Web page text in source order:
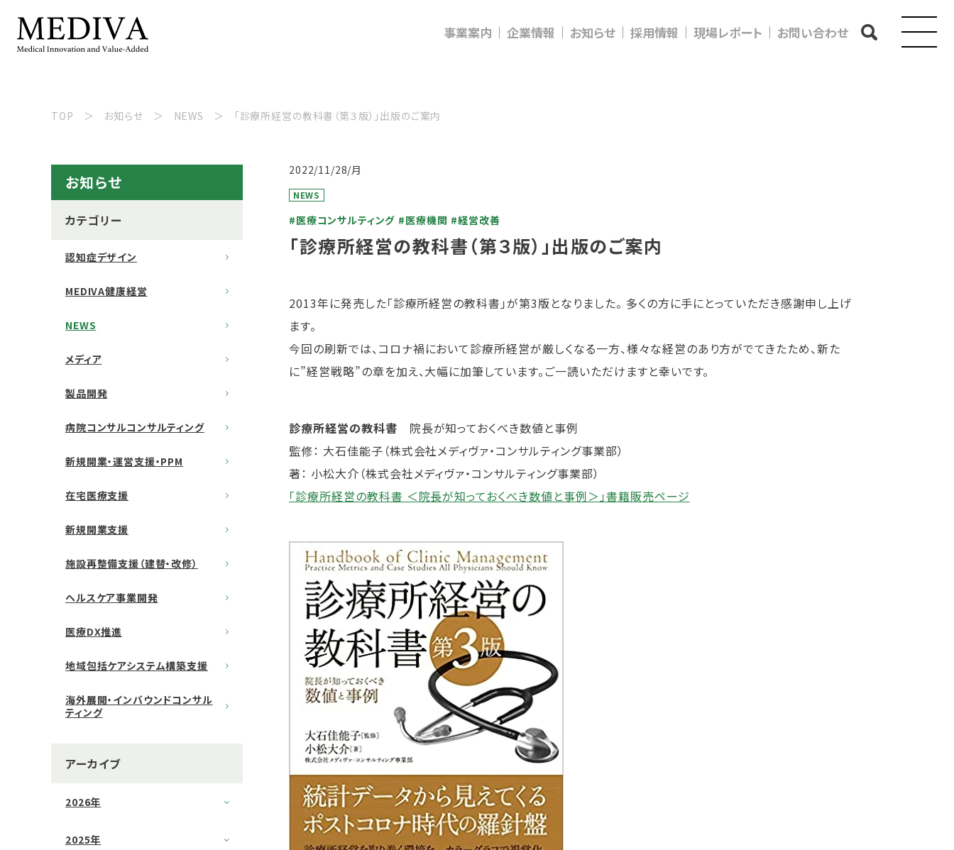
事業案内 企業情報 お知らせ 採用情報 現場レポート お問い合わせ
TOP お知らせ NEWS 「診療所経営の教科書（第３版）」出版のご案内
お知らせ
カテゴリー
認知症デザイン
MEDIVA健康経営
NEWS
メディア
製品開発
病院コンサルコンサルティング
新規開業・運営支援・PPM
在宅医療支援
新規開業支援
施設再整備支援（建替・改修）
ヘルスケア事業開発
医療DX推進
地域包括ケアシステム構築支援
海外展開・インバウンドコンサル
ティング
アーカイブ
2026年
2025年
2022/11/28/月
NEWS
#医療コンサルティング #医療機関 #経営改善
「診療所経営の教科書（第３版）」出版のご案内
2013年に発売した「診療所経営の教科書」が第3版となりました。 多くの方に手にとっていただき感謝申し上げ
ます。
今回の刷新では、コロナ禍において診療所経営が厳しくなる一方、様々な経営のあり方がでてきたため、新た
に”経営戦略”の章を加え、大幅に加筆しています。ご一読いただけますと幸いです。
診療所経営の教科書 院長が知っておくべき数値と事例
監修： 大石佳能子（株式会社メディヴァ・コンサルティング事業部）
著： 小松大介（株式会社メディヴァ・コンサルティング事業部）
「診療所経営の教科書 ＜院長が知っておくべき数値と事例＞」書籍販売ページ